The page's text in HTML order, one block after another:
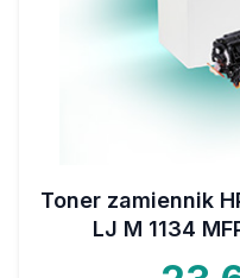
Toner zamiennik
LJ M 1134